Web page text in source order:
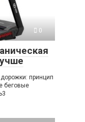
0
принцип
беговые